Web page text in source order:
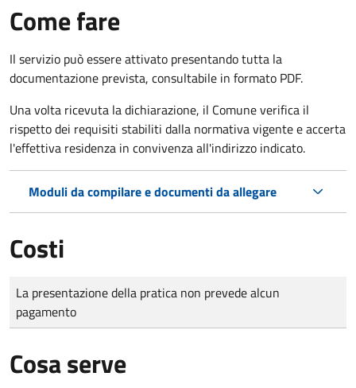
Come fare
Il servizio può essere attivato presentando tutta la
documentazione prevista, consultabile in formato PDF.
Una volta ricevuta la dichiarazione, il Comune verifica il
rispetto dei requisiti stabiliti dalla normativa vigente e accerta
l'effettiva residenza in convivenza all'indirizzo indicato.
Moduli da compilare e documenti da allegare
Costi
Tipo di pagamento
Importo
La presentazione della pratica non prevede alcun
pagamento
Cosa serve